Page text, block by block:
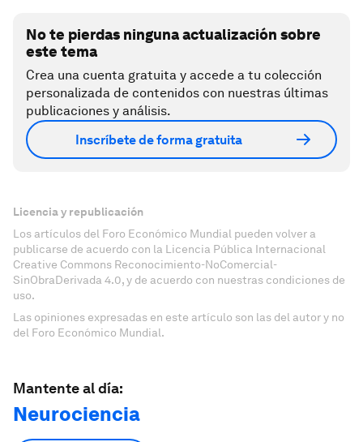
No te pierdas ninguna actualización sobre
este tema
Crea una cuenta gratuita y accede a tu colección
personalizada de contenidos con nuestras últimas
publicaciones y análisis.
Inscríbete de forma gratuita
Licencia y republicación
Los artículos del Foro Económico Mundial pueden volver a
publicarse de acuerdo con la Licencia Pública Internacional
Creative Commons Reconocimiento-NoComercial-
SinObraDerivada 4.0, y de acuerdo con nuestras condiciones de
uso.
Las opiniones expresadas en este artículo son las del autor y no
del Foro Económico Mundial.
Mantente al día:
Neurociencia